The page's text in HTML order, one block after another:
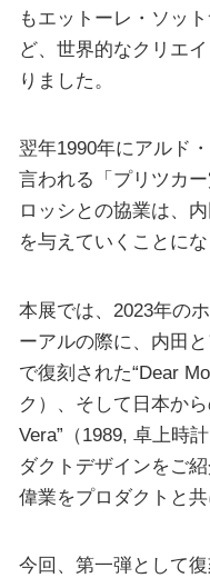
もエットーレ・ソッ
ど、世界的なクリエ
りました。
翌年1990年にアルド
言われる「プリツカ
ロッシとの協業は、
を与えていくことにな
本展では、2023年の
ーアルの際に、内田
で復刻された“Dear
ク）、そして日本か
Vera”（1989, 卓上時
ダクトデザインをご
偉業をプロダクトと
今回、第一弾として